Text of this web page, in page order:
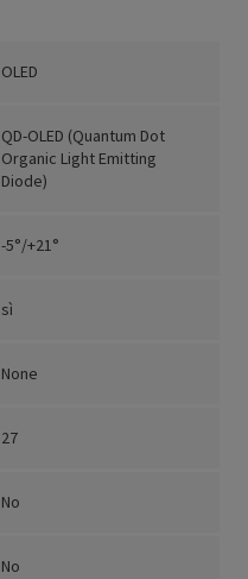
OLED
QD-OLED (Quantum Dot
Organic Light Emitting
Diode)
-5°/+21°
sì
None
27
No
No